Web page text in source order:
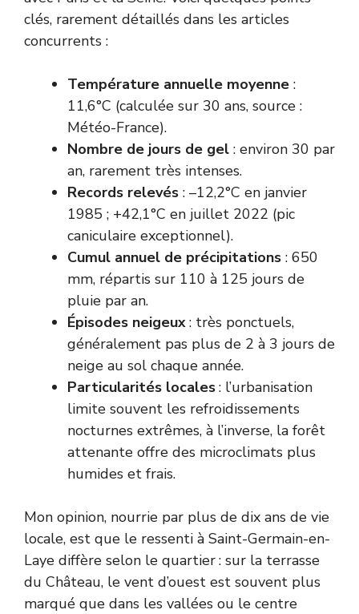
clés, rarement détaillés dans les articles
concurrents :
Température annuelle moyenne :
11,6°C (calculée sur 30 ans, source :
Météo-France).
Nombre de jours de gel : environ 30 par
an, rarement très intenses.
Records relevés : –12,2°C en janvier
1985 ; +42,1°C en juillet 2022 (pic
caniculaire exceptionnel).
Cumul annuel de précipitations : 650
mm, répartis sur 110 à 125 jours de
pluie par an.
Épisodes neigeux: très ponctuels,
généralement pas plus de 2 à 3 jours de
neige au sol chaque année.
Particularités locales: l’urbanisation
limite souvent les refroidissements
nocturnes extrêmes, à l’inverse, la forêt
attenante offre des microclimats plus
humides et frais.
Mon opinion, nourrie par plus de dix ans de vie
locale, est que le ressenti à Saint-Germain-en-
Laye diffère selon le quartier : sur la terrasse
du Château, le vent d’ouest est souvent plus
marqué que dans les vallées ou le centre